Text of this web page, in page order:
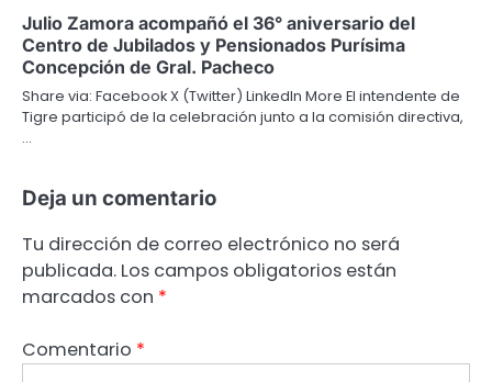
Julio Zamora acompañó el 36° aniversario del
Centro de Jubilados y Pensionados Purísima
Concepción de Gral. Pacheco
Share via: Facebook X (Twitter) LinkedIn More El intendente de
Tigre participó de la celebración junto a la comisión directiva,
…
Deja un comentario
Tu dirección de correo electrónico no será
publicada. Los campos obligatorios están
marcados con *
Comentario *